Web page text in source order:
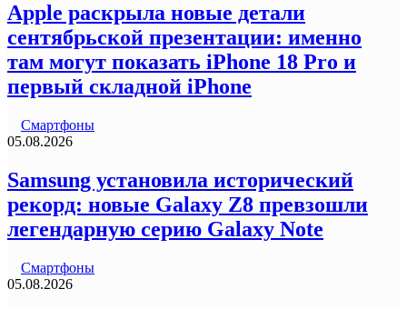
Apple раскрыла новые детали
сентябрьской презентации: именно
там могут показать iPhone 18 Pro и
первый складной iPhone
Смартфоны
05.08.2026
Samsung установила исторический
рекорд: новые Galaxy Z8 превзошли
легендарную серию Galaxy Note
Смартфоны
05.08.2026